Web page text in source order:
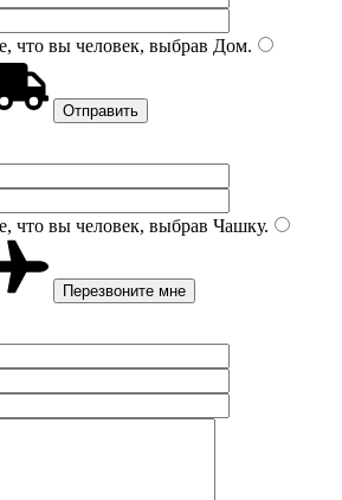
что вы человек, выбрав Дом.
что вы человек, выбрав Чашку.